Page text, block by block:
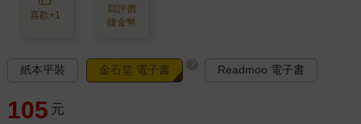
喜歡+1
寫評價
賺金幣
紙本平裝 金石堂 電子書 Readmoo 電子書
105 元